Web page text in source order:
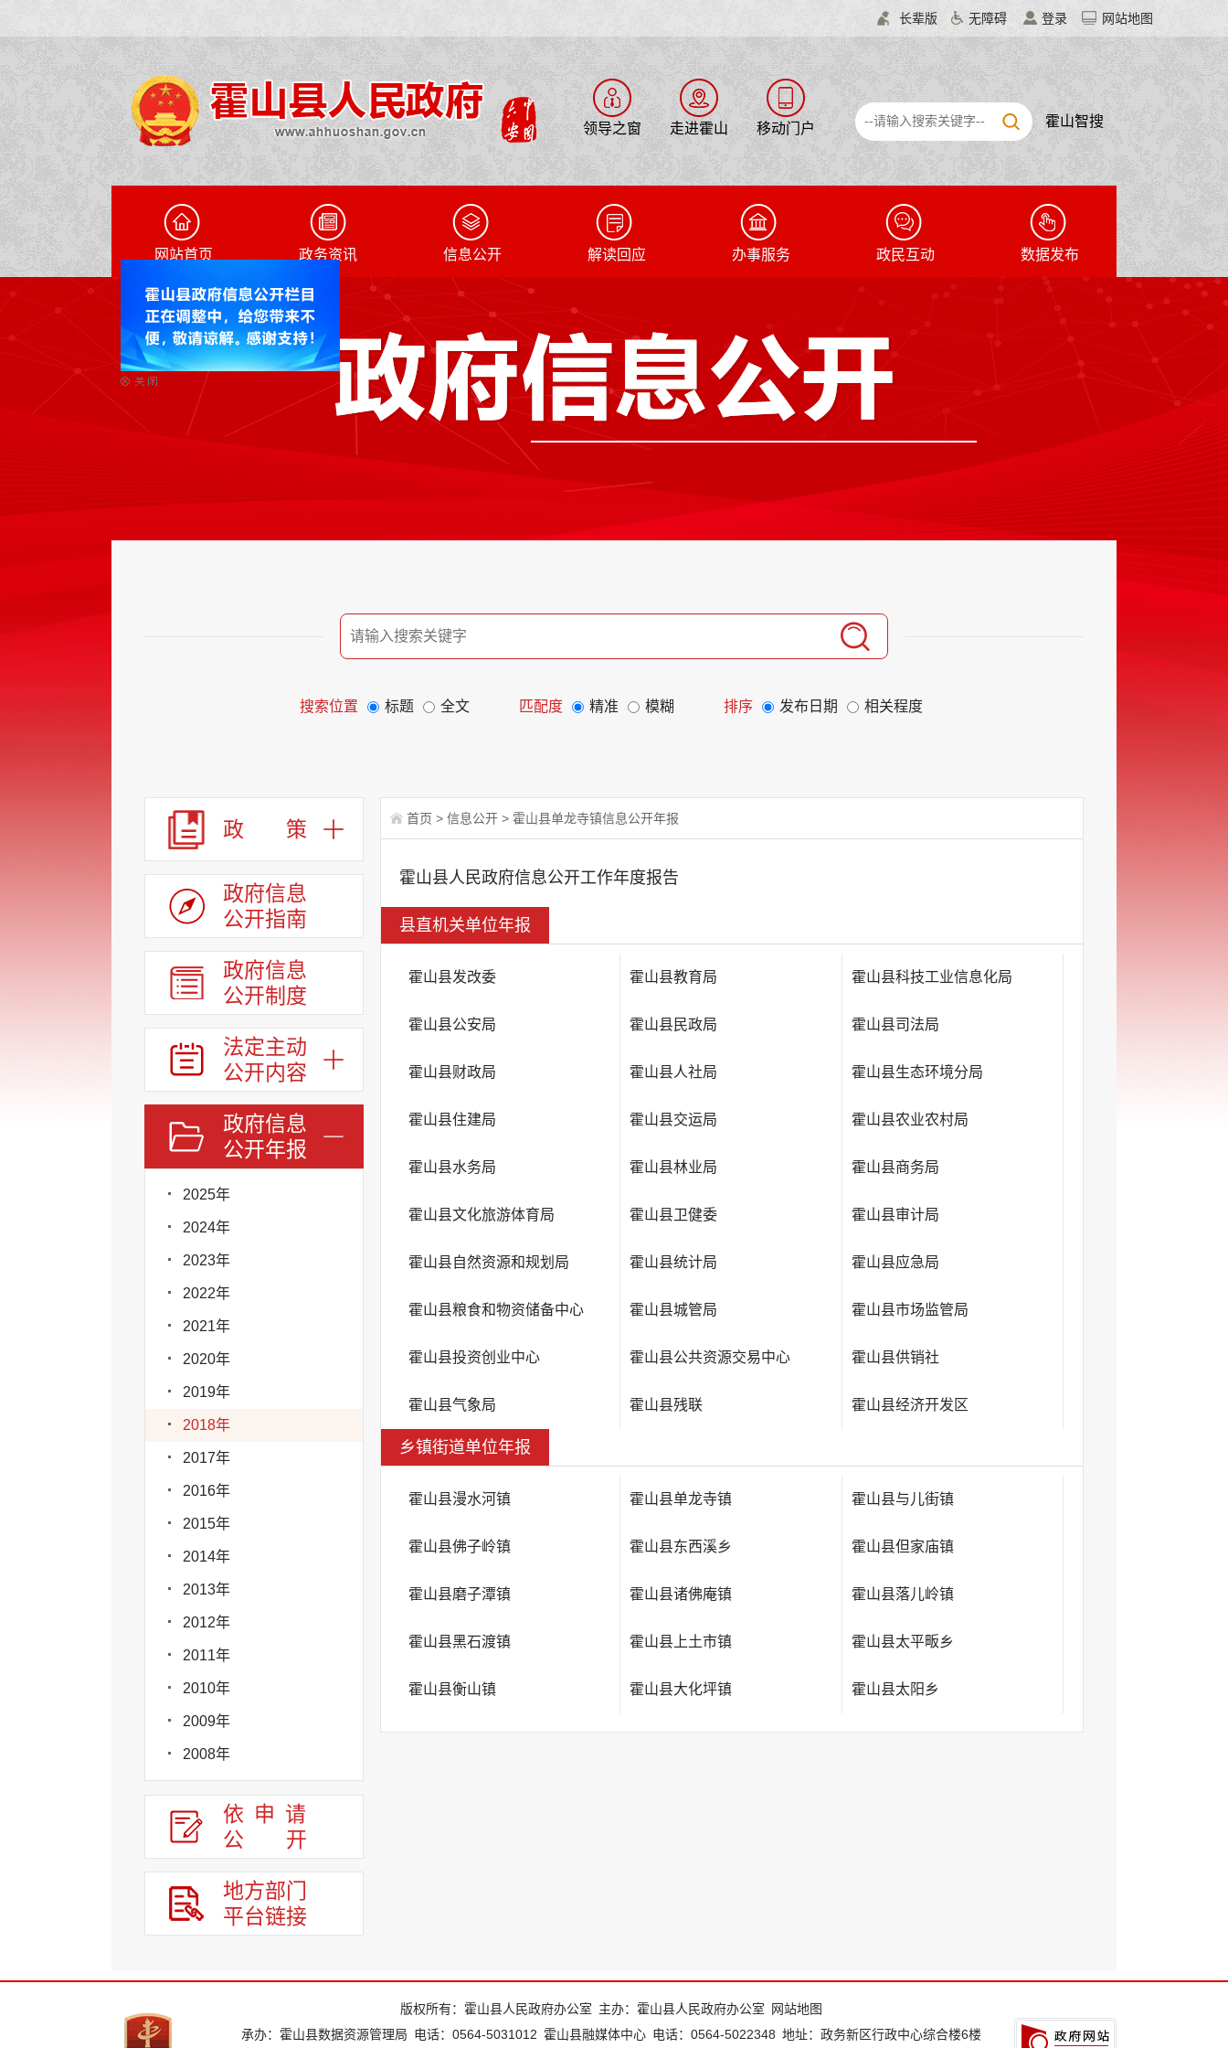
长辈版 无障碍 登录 网站地图
领导之窗 走进霍山 移动门户 霍山智搜
网站首页 政务资讯 信息公开 解读回应 办事服务 政民互动 数据发布
搜索位置 标题 全文 匹配度 精准 模糊 排序 发布日期 相关程度
政 策
政府信息
公开指南
政府信息
公开制度
法定主动
公开内容
政府信息
公开年报
2025年
2024年
2023年
2022年
2021年
2020年
2019年
2018年
2017年
2016年
2015年
2014年
2013年
2012年
2011年
2010年
2009年
2008年
依申请
公
开
地方部门
平台链接
首页 > 信息公开 > 霍山县单龙寺镇信息公开年报
霍山县人民政府信息公开工作年度报告
县直机关单位年报
霍山县发改委 霍山县教育局 霍山县科技工业信息化局
霍山县公安局 霍山县民政局 霍山县司法局
霍山县财政局 霍山县人社局 霍山县生态环境分局
霍山县住建局 霍山县交运局 霍山县农业农村局
霍山县水务局 霍山县林业局 霍山县商务局
霍山县文化旅游体育局 霍山县卫健委 霍山县审计局
霍山县自然资源和规划局 霍山县统计局 霍山县应急局
霍山县粮食和物资储备中心 霍山县城管局 霍山县市场监管局
霍山县投资创业中心 霍山县公共资源交易中心 霍山县供销社
霍山县气象局 霍山县残联 霍山县经济开发区
乡镇街道单位年报
霍山县漫水河镇 霍山县单龙寺镇 霍山县与儿街镇
霍山县佛子岭镇 霍山县东西溪乡 霍山县但家庙镇
霍山县磨子潭镇 霍山县诸佛庵镇 霍山县落儿岭镇
霍山县黑石渡镇 霍山县上土市镇 霍山县太平畈乡
霍山县衡山镇 霍山县大化坪镇 霍山县太阳乡
版权所有：霍山县人民政府办公室 主办：霍山县人民政府办公室
网站地图
承办：霍山县数据资源管理局 电话：0564-5031012 霍山县融媒体中心 电话：0564-5022348 地址：政务新区行政中心综合楼6楼